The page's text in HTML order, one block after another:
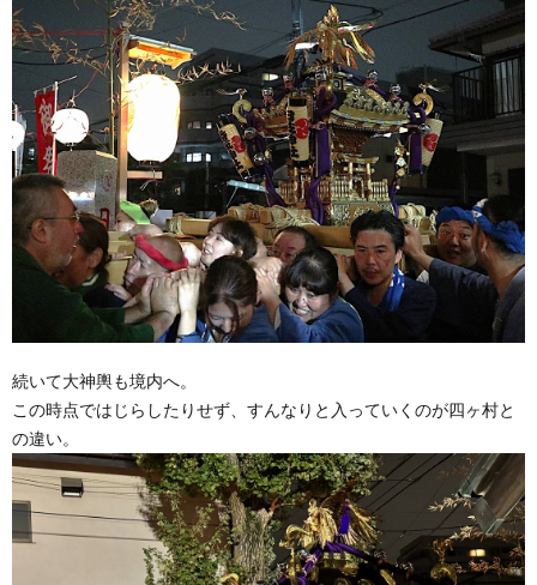
続いて大神輿も境内へ。
この時点ではじらしたりせず、すんなりと入っていくのが四ヶ村と
の違い。